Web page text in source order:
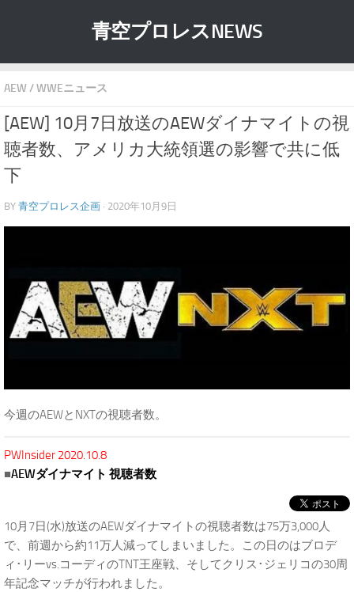
青空プロレスNEWS
AEW/WWEニュース
[AEW] 10月7日放送のAEWダイナマイトの視
聴者数、アメリカ大統領選の影響で共に低
下
BY 青空プロレス企画 · 2020年10月9日
今週のAEWとNXTの視聴者数。
PWInsider 2020.10.8
■AEWダイナマイト 視聴者数
10月7日(水)放送のAEWダイナマイトの視聴者数は75万3,000人
で、前週から約11万人減ってしまいました。この日のはブロデ
ィ･リーvs.コーディのTNT王座戦、そしてクリス･ジェリコの30周
年記念マッチが行われました。